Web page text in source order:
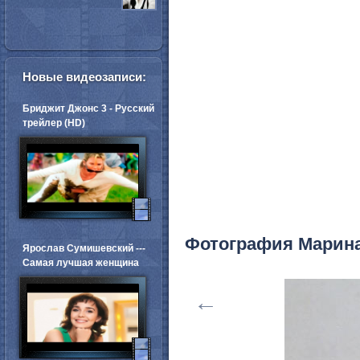
Фотография
←
Новые видеозаписи:
Бриджит Джонс 3 - Русский
трейлер (HD)
Ярослав Сумишевский ---
Самая лучшая женщина